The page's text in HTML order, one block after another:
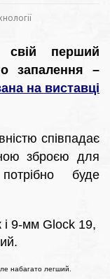
свій перший
запалення –
на виставці
співпадає
зброєю для
буде
набагато легший.